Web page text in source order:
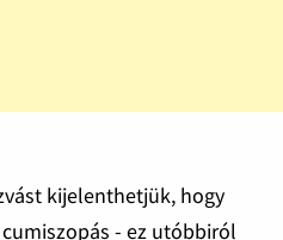
kijelenthetjük, hogy
- ez utóbbiról